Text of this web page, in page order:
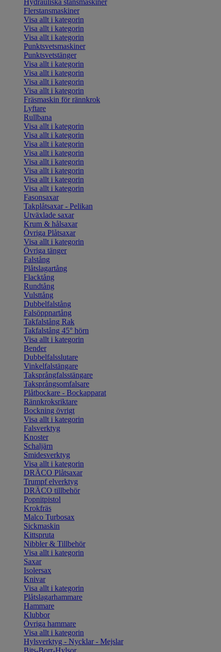
Hydrauliska stansmaskiner
Flerstansmaskiner
Visa allt i kategorin
Visa allt i kategorin
Visa allt i kategorin
Punktsvetsmaskiner
Punktsvetstänger
Visa allt i kategorin
Visa allt i kategorin
Visa allt i kategorin
Visa allt i kategorin
Fräsmaskin för rännkrok
Lyftare
Rullbana
Visa allt i kategorin
Visa allt i kategorin
Visa allt i kategorin
Visa allt i kategorin
Visa allt i kategorin
Visa allt i kategorin
Visa allt i kategorin
Visa allt i kategorin
Fasonsaxar
Takplåtsaxar - Pelikan
Utväxlade saxar
Krum & hålsaxar
Övriga Plåtsaxar
Visa allt i kategorin
Övriga tänger
Falstång
Plåtslagartång
Flacktång
Rundtång
Vulsttång
Dubbelfalstång
Falsöppnartång
Takfalstång Rak
Takfalstång 45° hörn
Visa allt i kategorin
Bender
Dubbelfalsslutare
Vinkelfalstängare
Taksprångfalsstängare
Taksprångsomfalsare
Plåtbockare - Bockapparat
Rännkroksriktare
Bockning övrigt
Visa allt i kategorin
Falsverktyg
Knoster
Schaljärn
Smidesverktyg
Visa allt i kategorin
DRÄCO Plåtsaxar
Trumpf elverktyg
DRÄCO tillbehör
Popnitpistol
Krokfräs
Malco Turbosax
Sickmaskin
Kittspruta
Nibbler & Tillbehör
Visa allt i kategorin
Saxar
Isolersax
Knivar
Visa allt i kategorin
Plåtslagarhammare
Hammare
Klubbor
Övriga hammare
Visa allt i kategorin
Hylsverktyg - Nycklar - Mejslar
Bits-Borr-Hylsor